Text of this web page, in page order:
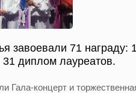
завоевали 71 награду:
диплом лауреатов.
Гала-концерт и